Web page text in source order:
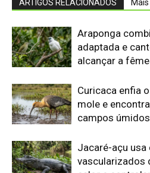
voo rasante
maiores e
no campo
Filhotes de
vocalizam
a saída coletiva
Saracura
sobre plantas